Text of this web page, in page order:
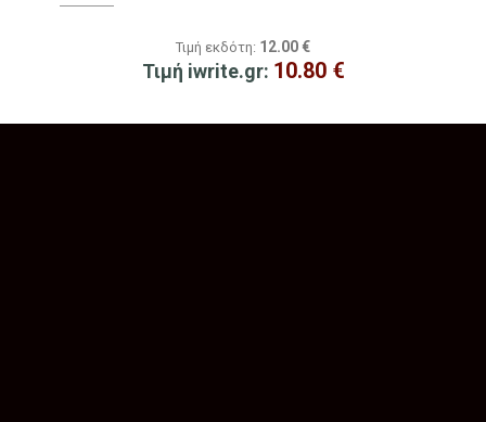
Τιμή εκδότη: 12.00 €
Τιμή iwrite.gr: 10.80 €